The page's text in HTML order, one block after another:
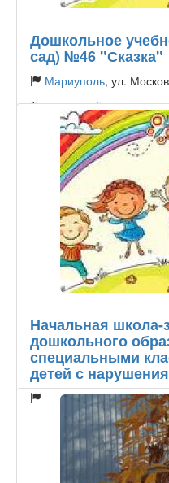
Дошкольное
сад) №46 "Сказка"
Мариуполь, ул.
Тип садика:
Начальная школа-
дошкольного
специальными
детей с
Мариуполь, ул. Гонды
Тип садика: